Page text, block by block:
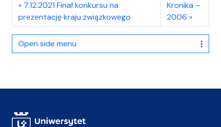
7.12.2021 Finał konkursu na
prezentację kraju związkowego
Kronika –
2006
Open side menu